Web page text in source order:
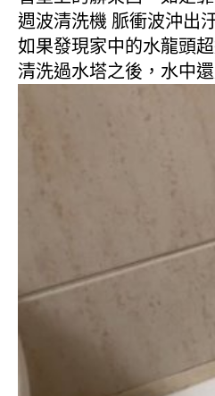
週波清洗機 脈衝波沖出
如果發現家中的水龍頭
清洗過水塔之後，水中